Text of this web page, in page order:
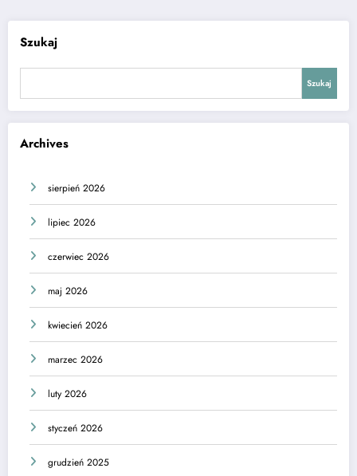
Szukaj
Szukaj
Archives
sierpień 2026
lipiec 2026
czerwiec 2026
maj 2026
kwiecień 2026
marzec 2026
luty 2026
styczeń 2026
grudzień 2025